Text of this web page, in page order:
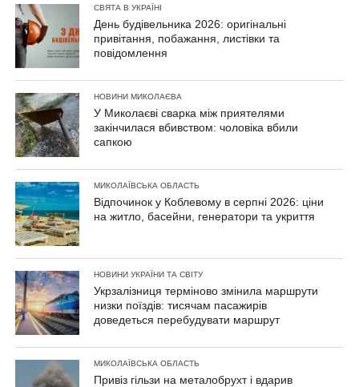
СВЯТА В УКРАЇНІ
День будівельника 2026: оригінальні
привітання, побажання, листівки та
повідомлення
НОВИНИ МИКОЛАЄВА
У Миколаєві сварка між приятелями
закінчилася вбивством: чоловіка вбили
сапкою
МИКОЛАЇВСЬКА ОБЛАСТЬ
Відпочинок у Коблевому в серпні 2026: ціни
на житло, басейни, генератори та укриття
НОВИНИ УКРАЇНИ ТА СВІТУ
Укрзалізниця терміново змінила маршрути
низки поїздів: тисячам пасажирів
доведеться перебудувати маршрут
МИКОЛАЇВСЬКА ОБЛАСТЬ
Привіз гільзи на металобрухт і вдарив